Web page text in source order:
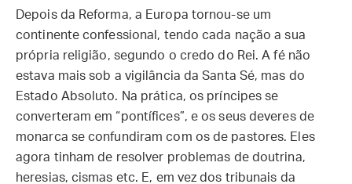
Depois da Reforma, a Europa tornou-se um
continente confessional, tendo cada nação a sua
própria religião, segundo o credo do Rei. A fé não
estava mais sob a vigilância da Santa Sé, mas do
Estado Absoluto. Na prática, os príncipes se
converteram em “pontífices”, e os seus deveres de
monarca se confundiram com os de pastores. Eles
agora tinham de resolver problemas de doutrina,
heresias, cismas etc. E, em vez dos tribunais da